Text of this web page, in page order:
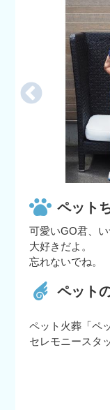
ペット
可愛いGO君、
大好きだよ。
忘れないでね。
ペット
ペット火葬「ペ
セレモニースタ